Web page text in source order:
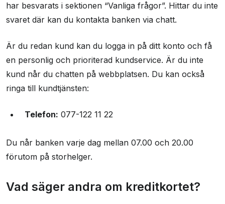
har besvarats i sektionen “Vanliga frågor”. Hittar du inte
svaret där kan du kontakta banken via chatt.
Är du redan kund kan du logga in på ditt konto och få
en personlig och prioriterad kundservice. Är du inte
kund når du chatten på webbplatsen. Du kan också
ringa till kundtjänsten:
Telefon: 077-122 11 22
Du når banken varje dag mellan 07.00 och 20.00
förutom på storhelger.
Vad säger andra om kreditkortet?